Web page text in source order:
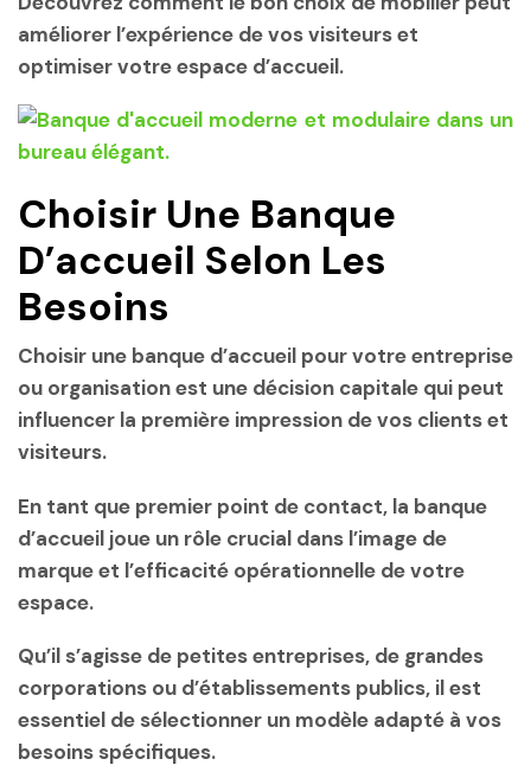
améliorer l’expérience de vos visiteurs et
optimiser votre espace d’accueil.
Choisir Une Banque
D’accueil Selon Les
Besoins
Choisir une banque d’accueil pour votre entreprise
ou organisation est une décision capitale qui peut
influencer la première impression de vos clients et
visiteurs.
En tant que premier point de contact, la banque
d’accueil joue un rôle crucial dans l’image de
marque et l’efficacité opérationnelle de votre
espace.
Qu’il s’agisse de petites entreprises, de grandes
corporations ou d’établissements publics, il est
essentiel de sélectionner un modèle adapté à vos
besoins spécifiques.